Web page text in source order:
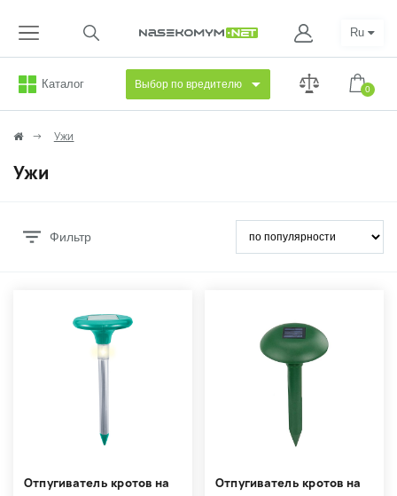
Каталог Выбор по вредителю 0
Ru
Ужи
Ужи
Фильтр
Отпугиватель кротов на
Отпугиватель кротов на